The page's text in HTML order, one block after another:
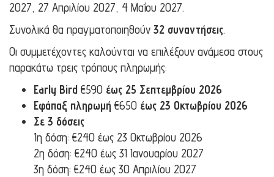
2027, 27 Απριλίου 2027, 4 Μαΐου 2027.
Συνολικά θα πραγματοποιηθούν 32 συναντήσεις.
Οι συμμετέχοντες καλούνται να επιλέξουν ανάμεσα στους
παρακάτω τρεις τρόπους πληρωμής:
Early Bird €590 έως 25 Σεπτεμβρίου 2026
Εφάπαξ πληρωμή €650 έως 23 Οκτωβρίου 2026
Σε 3 δόσεις
1η δόση: €240 έως 23 Οκτωβρίου 2026
2η δόση: €240 έως 31 Ιανουαρίου 2027
3η δόση: €240 έως 30 Απριλίου 2027